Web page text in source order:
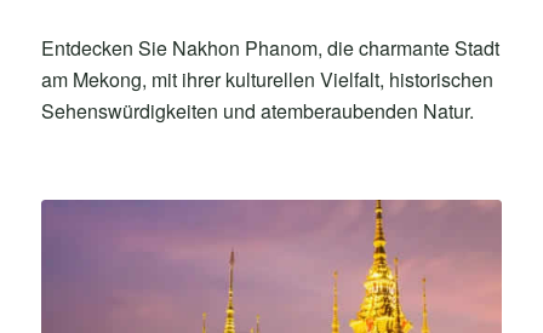
Entdecken Sie Nakhon Phanom, die charmante Stadt
am Mekong, mit ihrer kulturellen Vielfalt, historischen
Sehenswürdigkeiten und atemberaubenden Natur.